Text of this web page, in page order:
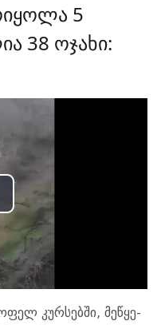
5
38 ოჯახი:
კურ­სებ­ში, მე­წყე­